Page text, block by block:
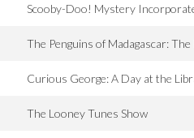
Scooby-Doo! Mystery
The Penguins of Madagascar:
Curious George: A Day at the
The Looney Tunes Show